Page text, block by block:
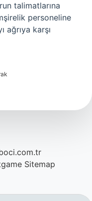
talimatlarına
personeline
ağrıya karşı
Sitemap